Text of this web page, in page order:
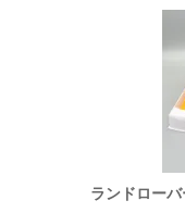
ランドロー